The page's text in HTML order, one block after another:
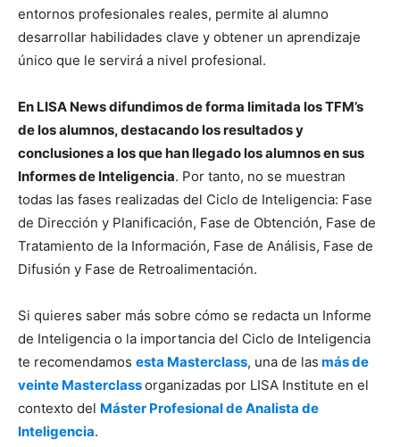
entornos profesionales reales, permite al alumno
desarrollar habilidades clave y obtener un aprendizaje
único que le servirá a nivel profesional.
En LISA News difundimos de forma limitada los TFM’s
de los alumnos, destacando los resultados y
conclusiones a los que han llegado los alumnos en sus
Informes de Inteligencia. Por tanto, no se muestran
todas las fases realizadas del Ciclo de Inteligencia: Fase
de Dirección y Planificación, Fase de Obtención, Fase de
Tratamiento de la Información, Fase de Análisis, Fase de
Difusión y Fase de Retroalimentación.
Si quieres saber más sobre cómo se redacta un Informe
de Inteligencia o la importancia del Ciclo de Inteligencia
te recomendamos esta Masterclass, una de las más de
veinte Masterclassorganizadas por LISA Institute en el
contexto del Máster Profesional de Analista de
Inteligencia.